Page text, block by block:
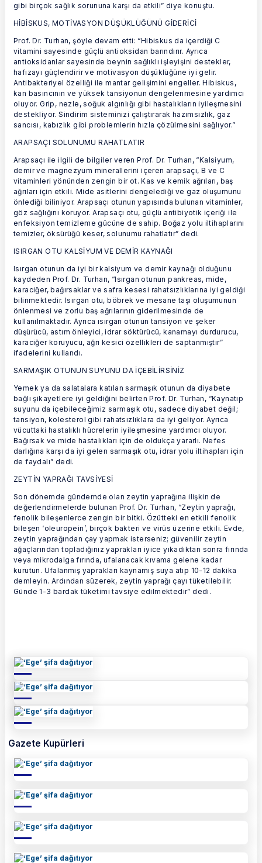
gibi birçok sağlık sorununa karşı da etkili” diye konuştu.
HİBİSKUS, MOTİVASYON DÜŞÜKLÜĞÜNÜ GİDERİCİ
Prof. Dr. Turhan, şöyle devam etti: “Hibiskus da içerdiği C
vitamini sayesinde güçlü antioksidan barındırır. Ayrıca
antioksidanlar sayesinde beynin sağlıklı işleyişini destekler,
hafızayı güçlendirir ve motivasyon düşüklüğüne iyi gelir.
Antibakteriyel özelliği ile mantar gelişimini engeller. Hibiskus,
kan basıncının ve yüksek tansiyonun dengelenmesine yardımcı
oluyor. Grip, nezle, soğuk algınlığı gibi hastalıkların iyileşmesini
destekliyor. Sindirim sisteminizi çalıştırarak hazımsızlık, gaz
sancısı, kabızlık gibi problemlerin hızla çözülmesini sağlıyor.”
ARAPSAÇI SOLUNUMU RAHATLATIR
Arapsaçı ile ilgili de bilgiler veren Prof. Dr. Turhan, “Kalsiyum,
demir ve magnezyum minerallerini içeren arapsaçı, B ve C
vitaminleri yönünden zengin bir ot. Kas ve kemik ağrıları, baş
ağrıları için etkili. Mide asitlerini dengelediği ve gaz oluşumunu
önlediği biliniyor. Arapsaçı otunun yapısında bulunan vitaminler,
göz sağlığını koruyor. Arapsaçı otu, güçlü antibiyotik içeriği ile
enfeksiyon temizleme gücüne de sahip. Boğaz yolu iltihaplarını
temizler, öksürüğü keser, solunumu rahatlatır” dedi.
ISIRGAN OTU KALSİYUM VE DEMİR KAYNAĞI
Isırgan otunun da iyi bir kalsiyum ve demir kaynağı olduğunu
kaydeden Prof. Dr. Turhan, “Isırgan otunun pankreas, mide,
karaciğer, bağırsaklar ve safra kesesi rahatsızlıklarına iyi geldiği
bilinmektedir. Isırgan otu, böbrek ve mesane taşı oluşumunun
önlenmesi ve zorlu baş ağrılarının giderilmesinde de
kullanılmaktadır. Ayrıca ısırgan otunun tansiyon ve şeker
düşürücü, astım önleyici, idrar söktürücü, kanamayı durdurucu,
karaciğer koruyucu, ağrı kesici özellikleri de saptanmıştır”
ifadelerini kullandı.
SARMAŞIK OTUNUN SUYUNU DA İÇEBİLİRSİNİZ
Yemek ya da salatalara katılan sarmaşık otunun da diyabete
bağlı şikayetlere iyi geldiğini belirten Prof. Dr. Turhan, “Kaynatıp
suyunu da içebileceğimiz sarmaşık otu, sadece diyabet değil;
tansiyon, kolesterol gibi rahatsızlıklara da iyi geliyor. Ayrıca
vücuttaki hastalıklı hücrelerin iyileşmesine yardımcı oluyor.
Bağırsak ve mide hastalıkları için de oldukça yararlı. Nefes
darlığına karşı da iyi gelen sarmaşık otu, idrar yolu iltihapları için
de faydalı” dedi.
ZEYTİN YAPRAĞI TAVSİYESİ
Son dönemde gündemde olan zeytin yaprağına ilişkin de
değerlendirmelerde bulunan Prof. Dr. Turhan, “Zeytin yaprağı,
fenolik bileşenlerce zengin bir bitki. Özütteki en etkili fenolik
bileşen ‘oleuropein’, birçok bakteri ve virüs üzerine etkili. Evde,
zeytin yaprağından çay yapmak isterseniz; güvenilir zeytin
ağaçlarından topladığınız yaprakları iyice yıkadıktan sonra fırında
veya mikrodalga fırında, ufalanacak kıvama gelene kadar
kurutun. Ufalanmış yaprakları kaynamış suya atıp 10-12 dakika
demleyin. Ardından süzerek, zeytin yaprağı çayı tüketilebilir.
Günde 1-3 bardak tüketimi tavsiye edilmektedir” dedi.
Gazete Kupürleri